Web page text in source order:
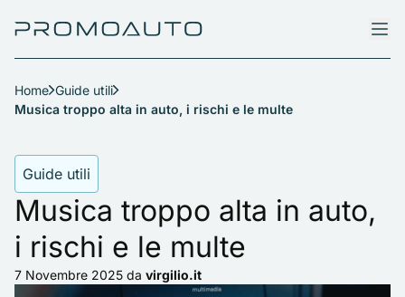
Home Guide utili
Musica troppo alta in auto, i rischi e le multe
Guide utili
Musica troppo alta in auto,
i rischi e le multe
7 Novembre 2025 da virgilio.it